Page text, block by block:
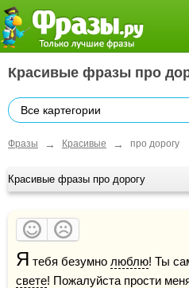
Красивые фразы про
Все картегории
Фразы → Красивые → про дорогу
Красивые фразы про дорогу
Я тебя безумно люблю
свете! Пожалуйста прости